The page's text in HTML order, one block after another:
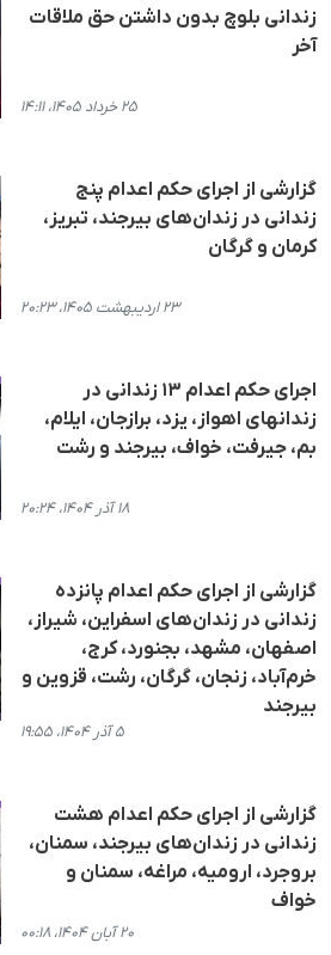
زندانی بلوچ بدون داشتن حق ملاقات
آخر
۲۵ خرداد ۱۴۰۵، ۱۴:۱۱
گزارشی از اجرای حکم اعدام پنج
زندانی در زندان‌های بیرجند، تبریز،
کرمان و گرگان
۲۳ اردیبهشت ۱۴۰۵، ۲۰:۲۳
اجرای حکم اعدام ۱۳ زندانی در
زندانهای اهواز، یزد، برازجان، ایلام،
بم، جیرفت، خواف، بیرجند و رشت
۱۸ آذر ۱۴۰۴، ۲۰:۲۴
گزارشی از اجرای حکم اعدام پانزده
زندانی در زندان‌های اسفراین، شیراز،
اصفهان، مشهد، بجنورد، کرج،
خرم‌آباد، زنجان، گرگان، رشت، قزوین و
بیرجند
۵ آذر ۱۴۰۴، ۱۹:۵۵
گزارشی از اجرای حکم اعدام هشت
زندانی در زندان‌های بیرجند، سمنان،
بروجرد، ارومیە، مراغه، سمنان و
خواف
۲۰ آبان ۱۴۰۴، ۰۰:۱۸